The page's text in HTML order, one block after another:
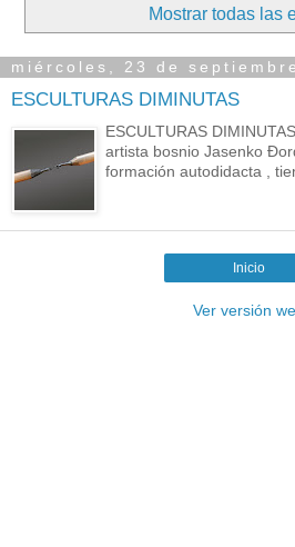
Mostrar todas las
miércoles, 23 de
ESCULTURAS DIMINUTAS
ESCULTURAS
artista bosnio Jasenko
formación autodidacta ,
Inicio
Ver versión